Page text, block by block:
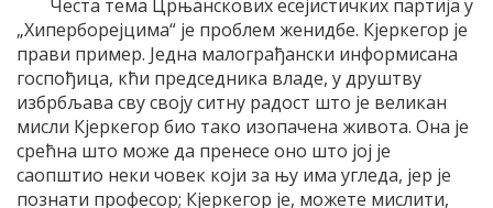
Честа тема Црњанскових есејистичких партија у
„Хиперборејцима“ је проблем женидбе. Кјеркегор је
прави пример. Једна малограђански информисана
госпођица, кћи председника владе, у друштву
избрбљава сву своју ситну радост што је великан
мисли Кјеркегор био тако изопачена живота. Она је
срећна што може да пренесе оно што јој је
саопштио неки човек који за њу има угледа, јер је
познати професор; Кјеркегор је, можете мислити,